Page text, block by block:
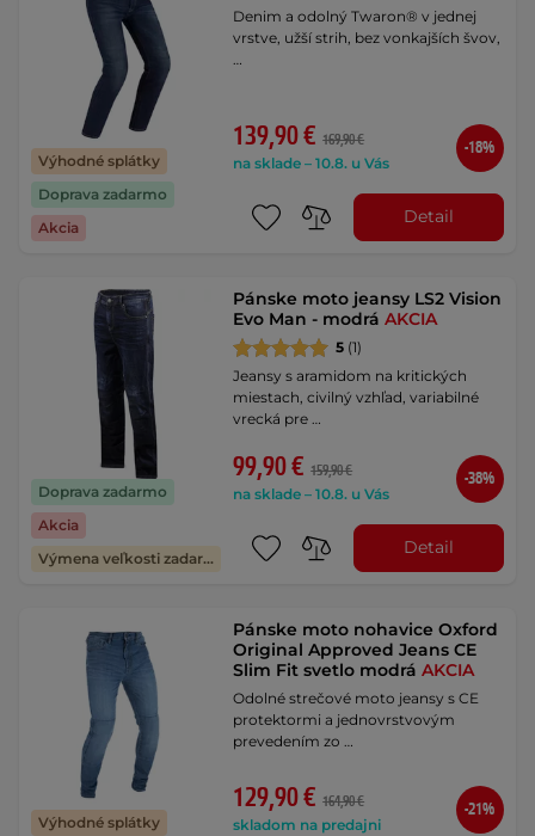
Výhodné splátky
Doprava zadarmo
Akcia
Denim a odolný Twaron® v jednej
vrstve, užší strih, bez vonkajších švov,
139,90 € 169,90 €
na sklade – 10.8. u Vás
-18%
Detail
Doprava zadarmo
Akcia
Výmena veľkosti zadarmo
Pánske moto jeansy LS2 Vision
Evo Man - modráAKCIA
5 (1)
Jeansy s aramidom na kritických
miestach, civilný vzhľad, variabilné
vrecká pre …
99,90 € 159,90 €
na sklade – 10.8. u Vás
-38%
Detail
Výhodné splátky
Pánske moto nohavice Oxford
Original Approved Jeans CE
Slim Fit svetlo modráAKCIA
Odolné strečové moto jeansy s CE
protektormi a jednovrstvovým
prevedením zo …
129,90 € 164,90 €
skladom na predajni
-21%